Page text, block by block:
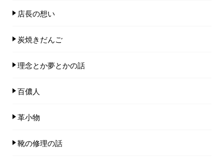
店長の想い
炭焼きだんご
理念とか夢とかの話
百儂人
革小物
靴の修理の話